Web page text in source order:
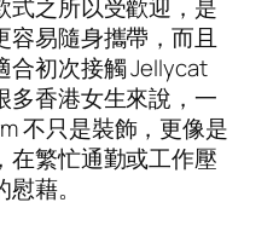
式之所以受歡迎，是
易隨身攜帶，而且
合初次接觸 Jellycat
多香港女生來說，一
不只是裝飾，更像是
在繁忙通勤或工作壓
藉。